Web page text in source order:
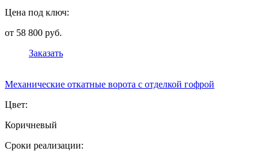
Цена под ключ:
от 58 800 руб.
Заказать
Механические откатные ворота с отделкой гофрой
Цвет:
Коричневый
Сроки реализации: